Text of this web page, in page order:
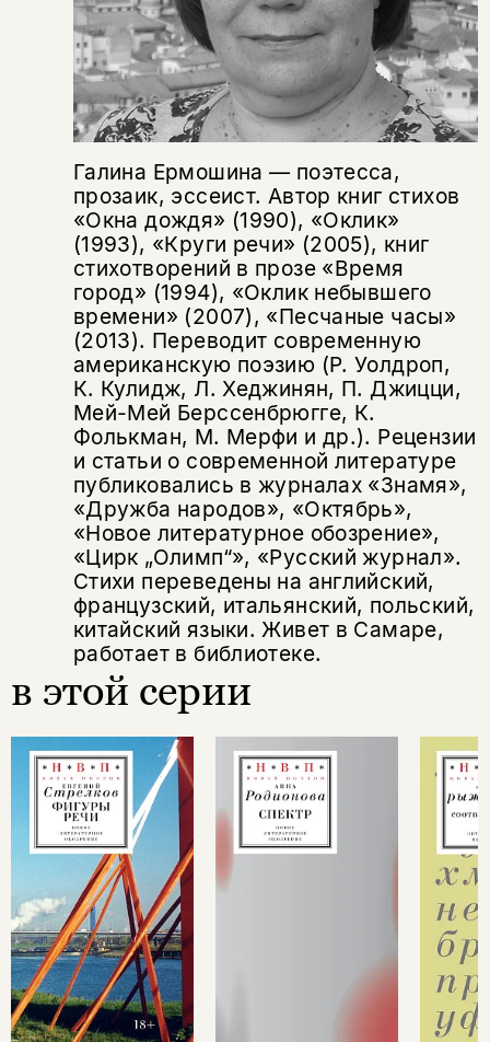
Галина Ермошина — поэтесса,
прозаик, эссеист. Автор книг стихов
«Окна дождя» (1990), «Оклик»
(1993), «Круги речи» (2005), книг
стихотворений в прозе «Время
город» (1994), «Оклик небывшего
времени» (2007), «Песчаные часы»
(2013). Переводит современную
американскую поэзию (Р. Уолдроп,
К. Кулидж, Л. Хеджинян, П. Джицци,
Мей-Мей Берссенбрюгге, К.
Фолькман, М. Мерфи и др.). Рецензии
и статьи о современной литературе
публиковались в журналах «Знамя»,
«Дружба народов», «Октябрь»,
«Новое литературное обозрение»,
«Цирк „Олимп“», «Русский журнал».
Стихи переведены на английский,
французский, итальянский, польский,
китайский языки. Живет в Самаре,
работает в библиотеке.
в этой серии